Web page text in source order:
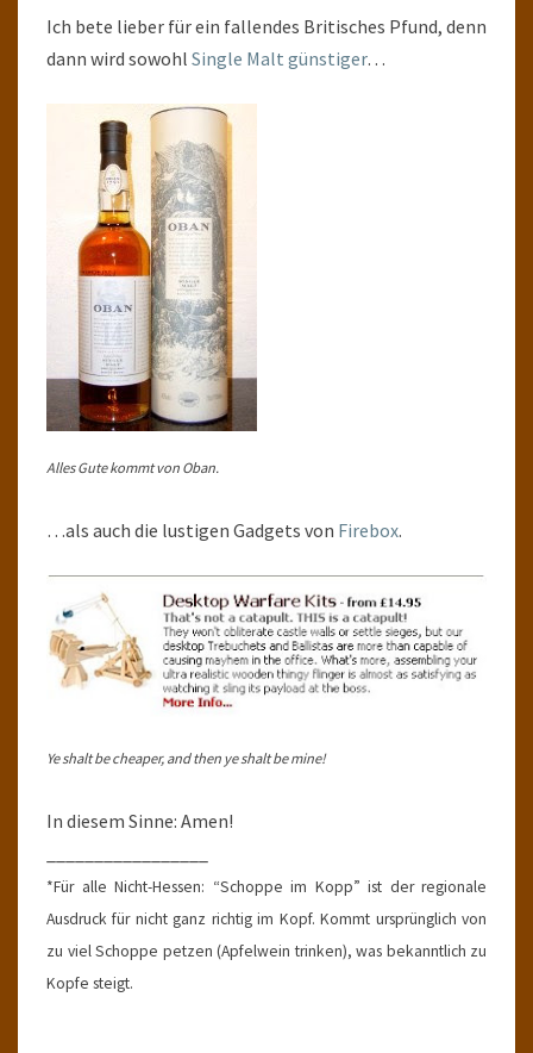
Ich bete lieber für ein fallendes Britisches Pfund, denn
dann wird sowohl Single Malt günstiger…
Alles Gute kommt von Oban.
…als auch die lustigen Gadgets von Firebox.
Ye shalt be cheaper, and then ye shalt be mine!
In diesem Sinne: Amen!
*Für alle Nicht-Hessen: “Schoppe im Kopp” ist der regionale
Ausdruck für nicht ganz richtig im Kopf. Kommt ursprünglich von
zu viel Schoppe petzen (Apfelwein trinken), was bekanntlich zu
Kopfe steigt.